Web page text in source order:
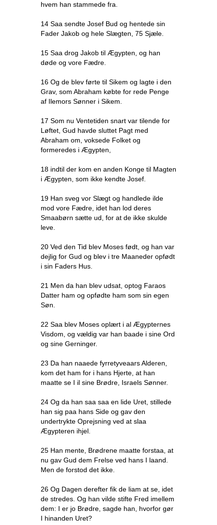
hvem han stammede fra.
14 Saa sendte Josef Bud og hentede sin
Fader Jakob og hele Slægten, 75 Sjæle.
15 Saa drog Jakob til Ægypten, og han
døde og vore Fædre.
16 Og de blev førte til Sikem og lagte i den
Grav, som Abraham købte for rede Penge
af Ilemors Sønner i Sikem.
17 Som nu Ventetiden snart var tilende for
Løftet, Gud havde sluttet Pagt med
Abraham om, voksede Folket og
formeredes i Ægypten,
18 indtil der kom en anden Konge til Magten
i Ægypten, som ikke kendte Josef.
19 Han sveg vor Slægt og handlede ilde
mod vore Fædre, idet han lod deres
Smaabørn sætte ud, for at de ikke skulde
leve.
20 Ved den Tid blev Moses født, og han var
dejlig for Gud og blev i tre Maaneder opfødt
i sin Faders Hus.
21 Men da han blev udsat, optog Faraos
Datter ham og opfødte ham som sin egen
Søn.
22 Saa blev Moses oplært i al Ægypternes
Visdom, og vældig var han baade i sine Ord
og sine Gerninger.
23 Da han naaede fyrretyveaars Alderen,
kom det ham for i hans Hjerte, at han
maatte se I il sine Brødre, Israels Sønner.
24 Og da han saa saa en lide Uret, stillede
han sig paa hans Side og gav den
undertrykte Oprejsning ved at slaa
Ægypteren ihjel.
25 Han mente, Brødrene maatte forstaa, at
nu gav Gud dem Frelse ved hans I laand.
Men de forstod det ikke.
26 Og Dagen derefter fik de liam at se, idet
de stredes. Og han vilde stifte Fred imellem
dem: I er jo Brødre, sagde han, hvorfor gør
I hinanden Uret?